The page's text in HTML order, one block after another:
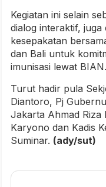
Kegiatan ini selain
dialog interaktif, juga
kesepakatan
dan Bali untuk
imunisasi lewat BIAN.
Turut hadir pula
Diantoro, Pj
Jakarta Ahmad
Karyono dan Kadis
Suminar. (ady/sut)